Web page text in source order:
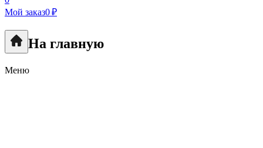
Мой заказ0 ₽
На главную
Меню